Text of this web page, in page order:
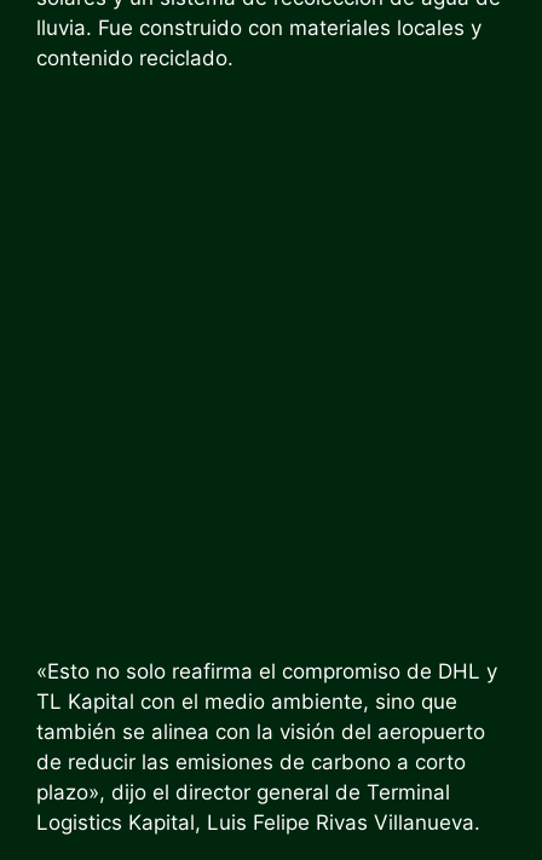
lluvia. Fue construido con materiales locales y
contenido reciclado.
«Esto no solo reafirma el compromiso de DHL y
TL Kapital con el medio ambiente, sino que
también se alinea con la visión del aeropuerto
de reducir las emisiones de carbono a corto
plazo», dijo el director general de Terminal
Logistics Kapital, Luis Felipe Rivas Villanueva.